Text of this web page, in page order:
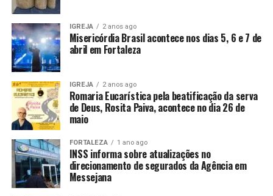
IGREJA 2 anos ago
Misericórdia Brasil acontece nos dias 5, 6 e 7 de
abril em Fortaleza
IGREJA 2 anos ago
Romaria Eucarística pela beatificação da serva
de Deus, Rosita Paiva, acontece no dia 26 de
maio
FORTALEZA 1 ano ago
INSS informa sobre atualizações no
direcionamento de segurados da Agência em
Messejana